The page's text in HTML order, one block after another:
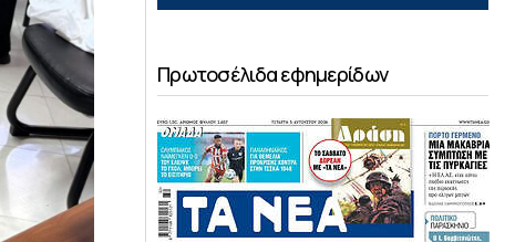
Πρωτοσέλιδα εφημερίδων